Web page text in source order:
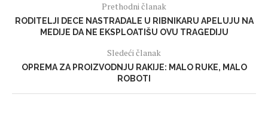
Prethodni članak
RODITELJI DECE NASTRADALE U RIBNIKARU APELUJU NA
MEDIJE DA NE EKSPLOATIŠU OVU TRAGEDIJU
Sledeći članak
OPREMA ZA PROIZVODNJU RAKIJE: MALO RUKE, MALO
ROBOTI